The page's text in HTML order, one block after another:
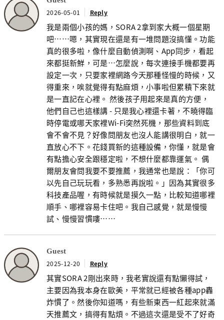
2026-05-01 Reply
我是兩個小孩的媽，SORA 2拿到家大概一個星期
吧……嗯，其實現在還是有一堆問題沒搞懂。功能
真的很多啦，像什麼自動偵測啊、App同步，看起
來都挺新鮮，可是…怎麼說，每次連接手機都要再
設定一次，只要家裡網路今天那種怪慢的時候，又
得重來，唉就覺得有點麻煩，小事啦但累積下來就
是一直記在心裡。 然後孩子用起來是真的方便，
他們自己也這樣講 - 只是我心裡還卡著，不曉得臨
時停電或哪天家裡Wi-Fi突然死機，那些資料到底
會不會不見？好像問朋友也沒人能講很明白，就一
直放心不下。花錢買新的這種設備，你懂，就是會
有點擔心安全跟穩定啦，不想什麼都靠運氣。 偶
爾朋友會問我要不要推薦，我通常也是說：「你可
以先自己玩玩看，多熟悉再說啦。」因為其實很多
科技產品喔，有時候就是摸久一點，比較知道哪裡
順手、哪裡容易卡住吧。我自己感覺，就是慢慢
試、慢慢習慣嘍……
Guest
2025-12-20 Reply
其實SORA 2剛出來時，我老實說還有點懶得試，
主要因為我本身在歐美，平常就已經被各種app轟
炸慣了。然後你知道嗎，有些新東西一紅起來就滿
天推薦文，搞得有點煩。不過這次還是受不了好奇